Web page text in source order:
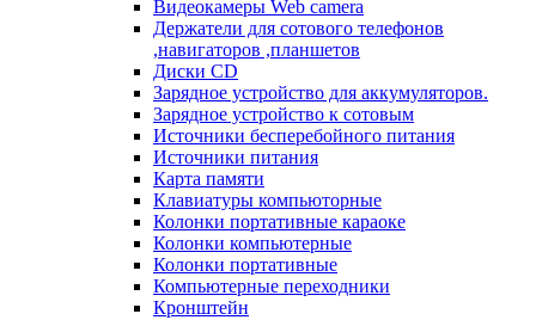
Видеокамеры Web camera
Держатели для сотового телефонов
,навигаторов ,планшетов
Диски CD
Зарядное устройство для аккумуляторов.
Зарядное устройство к сотовым
Источники бесперебойного питания
Источники питания
Карта памяти
Клавиатуры компьюторные
Колонки портативные караоке
Колонки компьютерные
Колонки портативные
Компьютерные переходники
Кронштейн